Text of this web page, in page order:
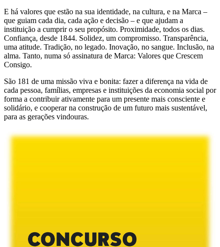
E há valores que estão na sua identidade, na cultura, e na Marca –
que guiam cada dia, cada ação e decisão – e que ajudam a
instituição a cumprir o seu propósito. Proximidade, todos os dias.
Confiança, desde 1844. Solidez, um compromisso. Transparência,
uma atitude. Tradição, no legado. Inovação, no sangue. Inclusão, na
alma. Tanto, numa só assinatura de Marca: Valores que Crescem
Consigo.
São 181 de uma missão viva e bonita: fazer a diferença na vida de
cada pessoa, famílias, empresas e instituições da economia social por
forma a contribuir ativamente para um presente mais consciente e
solidário, e cooperar na construção de um futuro mais sustentável,
para as gerações vindouras.